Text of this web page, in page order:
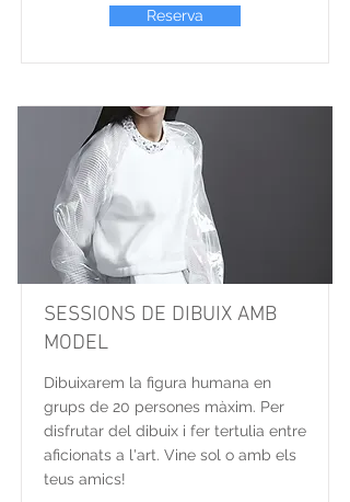
Reserva
SESSIONS DE DIBUIX AMB
MODEL
Dibuixarem la figura humana en
grups de 20 persones màxim. Per
disfrutar del dibuix i fer tertulia entre
aficionats a l'art. Vine sol o amb els
teus amics!